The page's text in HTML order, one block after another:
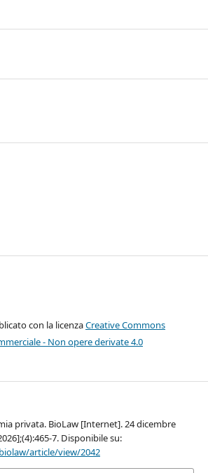
con la licenzaCreative Commons
- Non opere derivate 4.0
privata. BioLaw [Internet]. 24 dicembre
7. Disponibile su:
article/view/2042